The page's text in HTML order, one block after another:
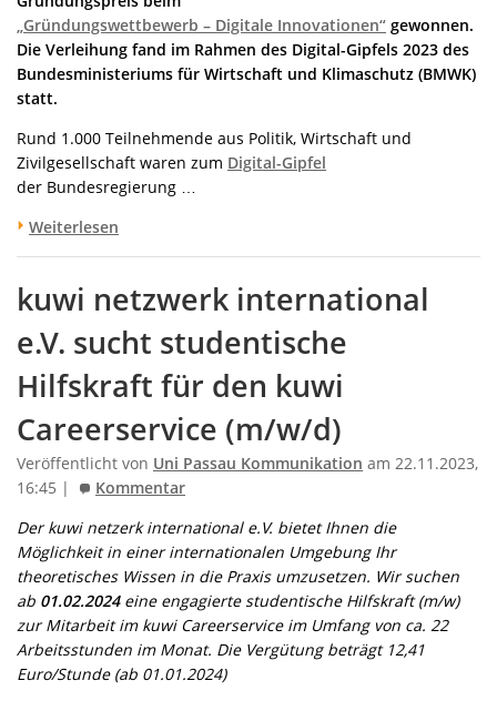
„Gründungswettbewerb – Digitale Innovationen“ gewonnen.
Die Verleihung fand im Rahmen des Digital-Gipfels 2023 des
Bundesministeriums für Wirtschaft und Klimaschutz (BMWK)
statt.
Rund 1.000 Teilnehmende aus Politik, Wirtschaft und
Zivilgesellschaft waren zum Digital-Gipfel
der Bundesregierung …
Weiterlesen
kuwi netzwerk international
e.V. sucht studentische
Hilfskraft für den kuwi
Careerservice (m/w/d)
Veröffentlicht von Uni Passau Kommunikation am 22.11.2023,
16:45 |
Kommentar
Der kuwi netzerk international e.V. bietet Ihnen die
Möglichkeit in einer internationalen Umgebung Ihr
theoretisches Wissen in die Praxis umzusetzen. Wir suchen
ab 01.02.2024 eine engagierte studentische Hilfskraft (m/w)
zur Mitarbeit im kuwi Careerservice im Umfang von ca. 22
Arbeitsstunden im Monat. Die Vergütung beträgt 12,41
Euro/Stunde (ab 01.01.2024)